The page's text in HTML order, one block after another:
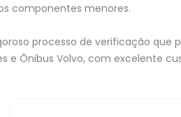
componentes menores.
processo de verificação
e Ônibus Volvo, com excelente